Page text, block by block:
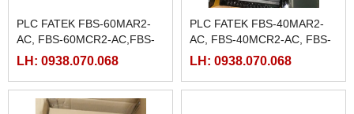
PLC FATEK FBS-60MAR2-
AC, FBS-60MCR2-AC,FBS-
60MAT2-AC, FBS-60MCT2-
LH: 0938.070.068
PLC FATEK FBS-40MAR2-
AC, FBS-40MCR2-AC, FBS-
40MCRT-AC, FBS-40MART-
LH: 0938.070.068